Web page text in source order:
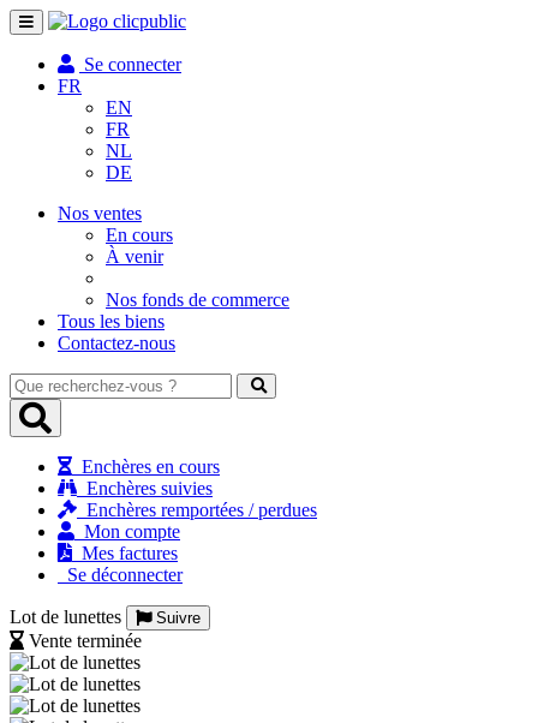
Toggle
navigation
Se connecter
FR
EN
FR
NL
DE
Nos ventes
En cours
À venir
Nos fonds de commerce
Tous les biens
Contactez-nous
Que
recherchez-
vous
Enchères en cours
Enchères suivies
Enchères remportées / perdues
Mon compte
Mes factures
Se déconnecter
Lot de lunettes Suivre
Vente terminée